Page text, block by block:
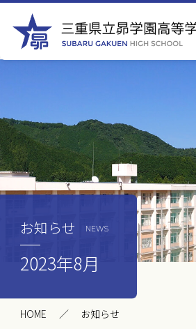
お知らせ NEWS
2023年8月
HOME お知らせ